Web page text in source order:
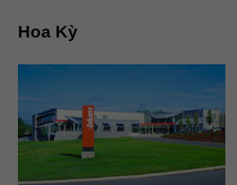
Hoa Kỳ